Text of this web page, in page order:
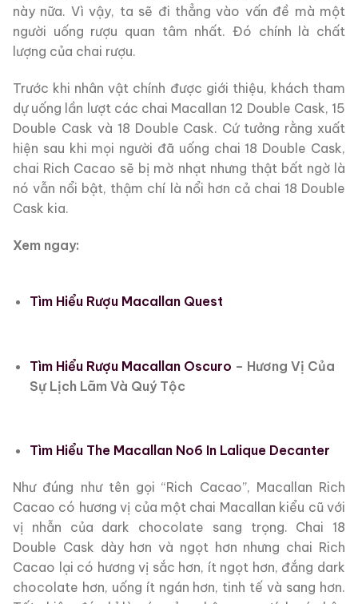
này nữa. Vì vậy, ta sẽ đi thẳng vào vấn đề mà một
người uống rượu quan tâm nhất. Đó chính là chất
lượng của chai rượu.
Trước khi nhân vật chính được giới thiệu, khách tham
dự uống lần lượt các chai Macallan 12 Double Cask, 15
Double Cask và 18 Double Cask. Cứ tưởng rằng xuất
hiện sau khi mọi người đã uống chai 18 Double Cask,
chai Rich Cacao sẽ bị mờ nhạt nhưng thật bất ngờ là
nó vẫn nổi bật, thậm chí là nổi hơn cả chai 18 Double
Cask kia.
Xem ngay:
Tìm Hiểu Rượu Macallan Quest
Tìm Hiểu Rượu Macallan Oscuro – Hương Vị Của
Sự Lịch Lãm Và Quý Tộc
Tìm Hiểu The Macallan No6 In Lalique Decanter
Như đúng như tên gọi “Rich Cacao”, Macallan Rich
Cacao có hương vị của một chai Macallan kiểu cũ với
vị nhẫn của dark chocolate sang trọng. Chai 18
Double Cask dày hơn và ngọt hơn nhưng chai Rich
Cacao lại có hương vị sắc hơn, ít ngọt hơn, đắng dark
chocolate hơn, uống ít ngán hơn, tinh tế và sang hơn.